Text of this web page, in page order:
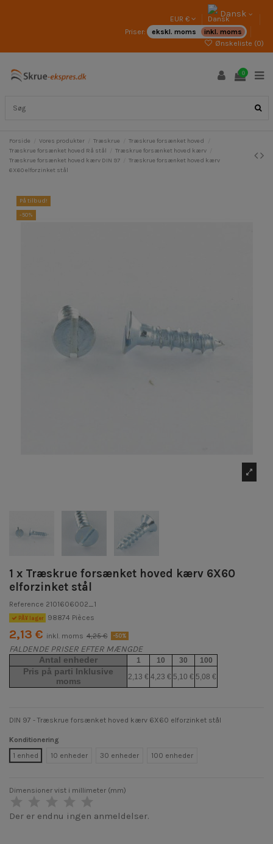
EUR € Dansk
Priser: ekskl. moms
inkl. moms
Ønskeliste (0)
0
Forside Vores produkter Træskrue
Træskrue forsænket hoved
Træskrue forsænket hoved Rå stål
Træskrue forsænket hoved kærv
Træskrue forsænket hoved kærv DIN 97
Træskrue forsænket hoved kærv
6X60 elforzinket stål
På tilbud!
-50%
1 x Træskrue forsænket hoved kærv 6X60
elforzinket stål
Reference 2101606002_1
PÃ¥ lager 98874 Pièces
2,13 € inkl. moms 4,25 € -50%
FALDENDE PRISER EFTER MÆNGDE
Antal enheder 1 10 30 100
Pris på parti Inklusive
moms
2,13 € 4,23 € 5,10 € 5,08 €
DIN 97 - Træskrue forsænket hoved kærv 6X60 elforzinket stål
Konditionering
1 enhed
10 enheder 30 enheder 100 enheder
Dimensioner vist i millimeter (mm)
Der er endnu ingen anmeldelser.